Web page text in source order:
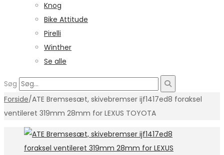
Knog
Bike Attitude
Pirelli
Winther
Se alle
Søg
Forside/ATE Bremsesæt, skivebremser ijf1417ed8 foraksel
ventileret 319mm 28mm for LEXUS TOYOTA